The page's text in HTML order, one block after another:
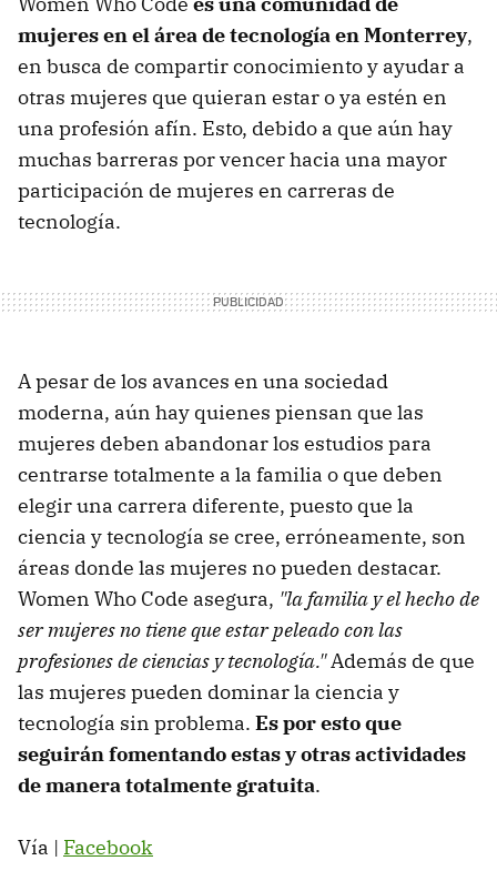
mujeres en el área de tecnología en Monterrey,
en busca de compartir conocimiento y ayudar a
otras mujeres que quieran estar o ya estén en
una profesión afín. Esto, debido a que aún hay
muchas barreras por vencer hacia una mayor
participación de mujeres en carreras de
tecnología.
A pesar de los avances en una sociedad
moderna, aún hay quienes piensan que las
mujeres deben abandonar los estudios para
centrarse totalmente a la familia o que deben
elegir una carrera diferente, puesto que la
ciencia y tecnología se cree, erróneamente, son
áreas donde las mujeres no pueden destacar.
Women Who Code asegura, "la familia y el hecho de
ser mujeres no tiene que estar peleado con las
profesiones de ciencias y tecnología."Además de que
las mujeres pueden dominar la ciencia y
tecnología sin problema. Es por esto que
seguirán fomentando estas y otras actividades
de manera totalmente gratuita.
Vía | Facebook